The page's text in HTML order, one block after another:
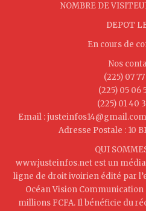
NOMBRE DE
DEPOT
En cours de
Nos
(225) 07
(225) 05 06
(225) 01 40
Email :
Adresse Postale : 10
QUI
www.justeinfos.net est un
ligne de droit ivoirien édité par
Océan Vision Communication
millions FCFA. Il bénéficie du